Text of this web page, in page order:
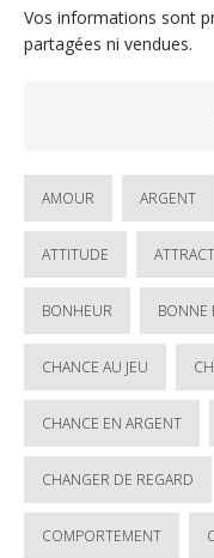
Vos informations sont
partagées ni vendues.
AMOUR ARGENT
ATTITUDE
BONHEUR BONNE
CHANCE AU JEU
CHANCE EN ARGENT
CHANGER DE REGARD
COMPORTEMENT